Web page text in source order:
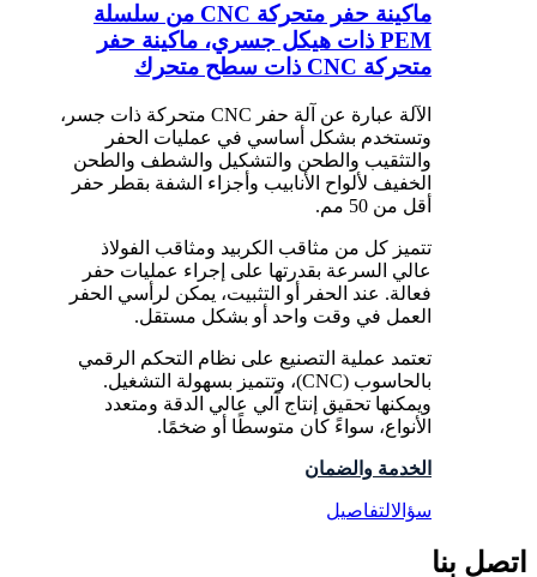
ماكينة حفر متحركة CNC من سلسلة
PEM ذات هيكل جسري، ماكينة حفر
متحركة CNC ذات سطح متحرك
الآلة عبارة عن آلة حفر CNC متحركة ذات جسر،
وتستخدم بشكل أساسي في عمليات الحفر
والتثقيب والطحن والتشكيل والشطف والطحن
الخفيف لألواح الأنابيب وأجزاء الشفة بقطر حفر
أقل من 50 مم.
تتميز كل من مثاقب الكربيد ومثاقب الفولاذ
عالي السرعة بقدرتها على إجراء عمليات حفر
فعالة. عند الحفر أو التثبيت، يمكن لرأسي الحفر
العمل في وقت واحد أو بشكل مستقل.
تعتمد عملية التصنيع على نظام التحكم الرقمي
بالحاسوب (CNC)، وتتميز بسهولة التشغيل.
ويمكنها تحقيق إنتاج آلي عالي الدقة ومتعدد
الأنواع، سواءً كان متوسطًا أو ضخمًا.
الخدمة والضمان
سؤالالتفاصيل
اتصل بنا